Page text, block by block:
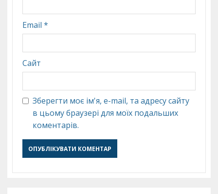
Email *
Сайт
Зберегти моє ім'я, e-mail, та адресу сайту
в цьому браузері для моїх подальших
коментарів.